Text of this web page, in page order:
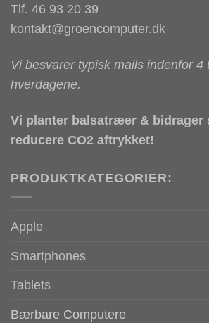
Tlf. 46 93 20 39
kontakt@groencomputer.dk
Vi besvarer typisk mails indenfor 4
hverdagene.
Vi planter balsatræer & bidrager
reducere CO2 aftrykket!
PRODUKTKATEGORIER:
Apple
Smartphones
Tablets
Bærbare Computere